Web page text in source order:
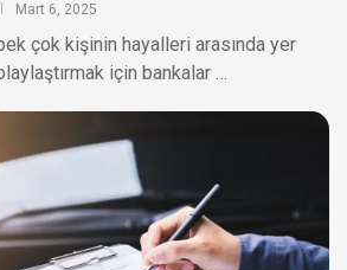
Mart 6, 2025
çok kişinin hayalleri arasında yer
için bankalar …